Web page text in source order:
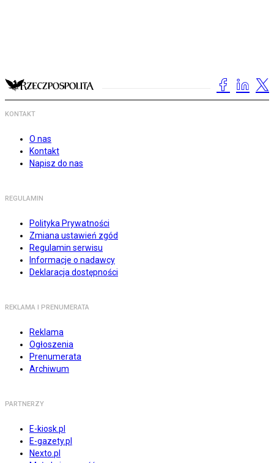
KONTAKT
O nas
Kontakt
Napisz do nas
REGULAMIN
Polityka Prywatności
Zmiana ustawień zgód
Regulamin serwisu
Informacje o nadawcy
Deklaracja dostępności
REKLAMA I PRENUMERATA
Reklama
Ogłoszenia
Prenumerata
Archiwum
PARTNERZY
E-kiosk.pl
E-gazety.pl
Nexto.pl